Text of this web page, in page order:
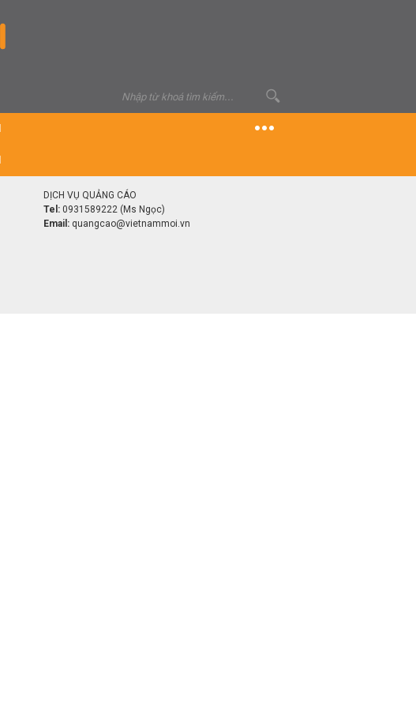
DỊCH VỤ QUẢNG CÁO
Tel: 0931589222 (Ms Ngọc)
Email: quangcao@vietnammoi.vn